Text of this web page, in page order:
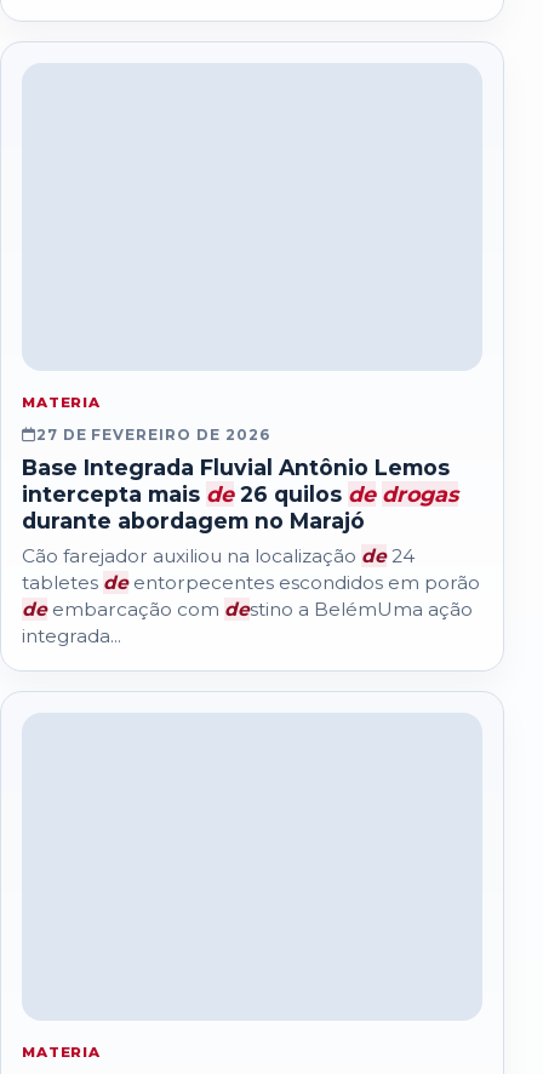
MATERIA
27 DE FEVEREIRO DE 2026
Base Integrada Fluvial Antônio Lemos
intercepta mais de26 quilos de drogas
durante abordagem no Marajó
Cão farejador auxiliou na localização de24
tabletes deentorpecentes escondidos em porão
deembarcação com destino a BelémUma ação
integrada...
MATERIA